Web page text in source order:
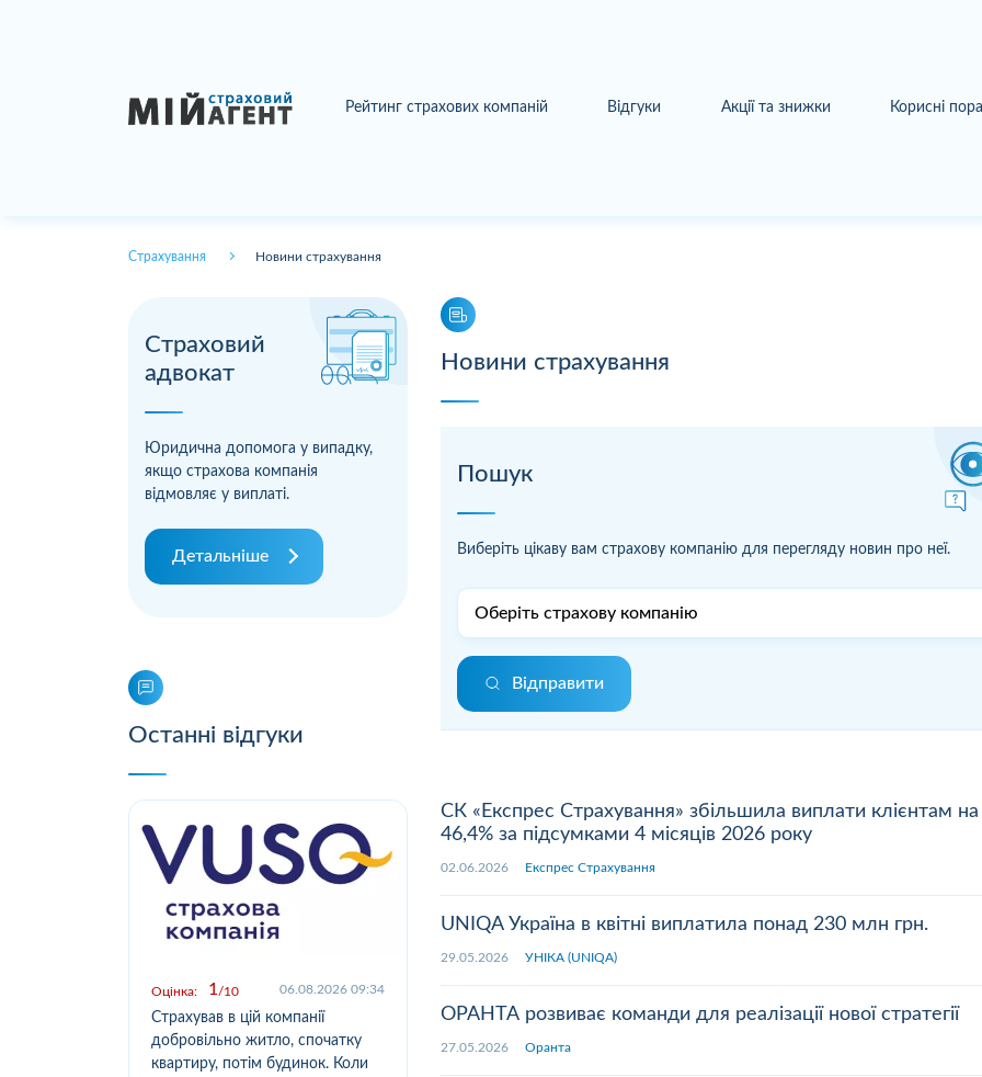
Рейтинг страхових компаній Відгуки Акції та знижки Корисні
Страхування Новини страхування
Страховий
адвокат
Юридична допомога у випадку,
якщо страхова компанія
відмовляє у виплаті.
Детальніше
Останні відгуки
Оцінка: 1 10 06.08.2026 09:34
Страхував в цій компанії
добровільно житло, спочатку
квартиру, потім будинок. Коли
10 05.08.2026 19:00
Оформлював сьогодні
(05.08.26р) автоцивілку в
1 05.08.2026
Дуже дивна компанія.
Новини страхування
Пошук
Виберіть цікаву вам страхову компанію для перегляду новин про неї.
Відправити
СК «Експрес Страхування» збільшила виплати клієнтам на
46,4% за підсумками 4 місяців 2026 року
02.06.2026 Експрес Страхування
UNIQA Україна в квітні виплатила понад 230 млн грн.
29.05.2026 УНІКА (UNIQA)
ОРАНТА розвиває команди для реалізації нової стратегії
27.05.2026 Оранта